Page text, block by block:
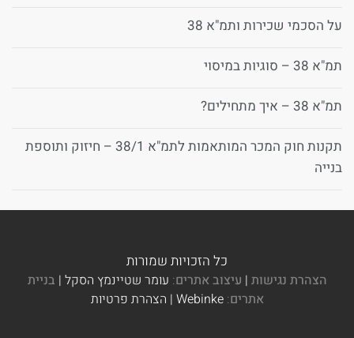
על הסכמי שכירות ותמ"א 38
תמ"א 38 – סוגיות במיסוי
תמ"א 38 – איך מתחילים?
תקנות חוק המכר המותאמות לתמ"א 38/1 – חיזוק ותוספת
בנייה
כל הזכויות שמורות
הצהרת נגישות | עיצוב אתרים: עומר שטיינמץ הסקל | בניית
אתרים:Webinke | הצהרת פרטיות